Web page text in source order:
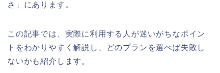
さ」にあります。
この記事では、実際に利用する人が迷いがちなポイン
トをわかりやすく解説し、どのプランを選べば失敗し
ないかも紹介します。